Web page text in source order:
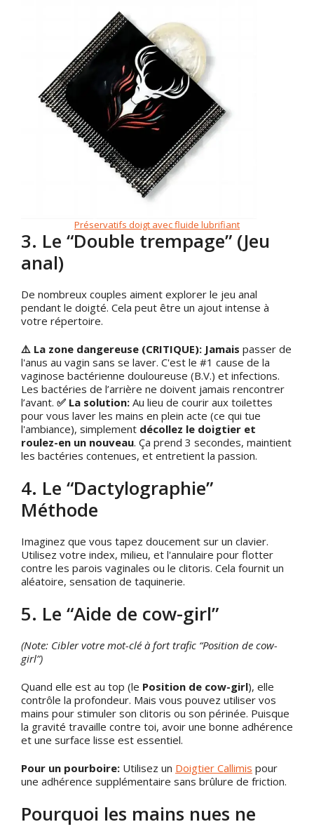
Préservatifs doigt avec fluide lubrifiant
3. Le “Double trempage” (Jeu
anal)
De nombreux couples aiment explorer le jeu anal
pendant le doigté. Cela peut être un ajout intense à
votre répertoire.
⚠️ La zone dangereuse (CRITIQUE): Jamais passer de
l'anus au vagin sans se laver. C'est le #1 cause de la
vaginose bactérienne douloureuse (B.V.) et infections.
Les bactéries de l’arrière ne doivent jamais rencontrer
l’avant. ✅ La solution: Au lieu de courir aux toilettes
pour vous laver les mains en plein acte (ce qui tue
l'ambiance), simplement décollez le doigtier et
roulez-en un nouveau. Ça prend 3 secondes, maintient
les bactéries contenues, et entretient la passion.
4. Le “Dactylographie”
Méthode
Imaginez que vous tapez doucement sur un clavier.
Utilisez votre index, milieu, et l'annulaire pour flotter
contre les parois vaginales ou le clitoris. Cela fournit un
aléatoire, sensation de taquinerie.
5. Le “Aide de cow-girl”
(Note: Cibler votre mot-clé à fort trafic “Position de cow-
girl”)
Quand elle est au top (le Position de cow-girl), elle
contrôle la profondeur. Mais vous pouvez utiliser vos
mains pour stimuler son clitoris ou son périnée. Puisque
la gravité travaille contre toi, avoir une bonne adhérence
et une surface lisse est essentiel.
Pour un pourboire: Utilisez un Doigtier Callimis pour
une adhérence supplémentaire sans brûlure de friction.
Pourquoi les mains nues ne